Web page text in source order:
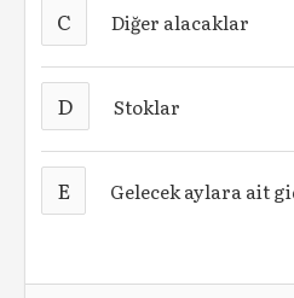
C Diğer alacaklar
D Stoklar
E Gelecek aylara ait